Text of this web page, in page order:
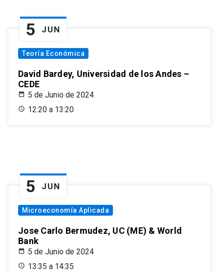
5 JUN
Teoría Económica
David Bardey, Universidad de los Andes –
CEDE
5 de Junio de 2024
12:20 a 13:20
5 JUN
Microeconomía Aplicada
Jose Carlo Bermudez, UC (ME) & World
Bank
5 de Junio de 2024
13:35 a 14:35